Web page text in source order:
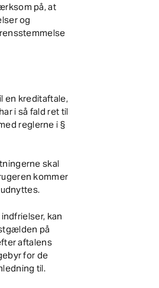
på, at
og
en kreditaftale,
i så fald ret til
reglerne i §
skal
kommer
kan
på
aftalens
for de
til.